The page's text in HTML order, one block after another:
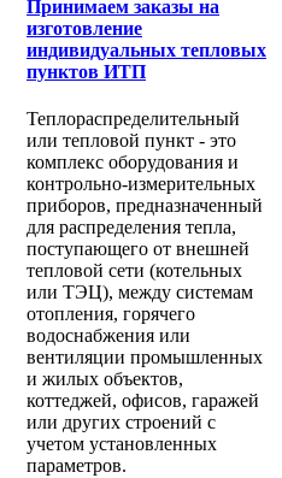
Принимаем заказы на
изготовление
индивидуальных тепловых
пунктов ИТП
Теплораспределительный
или тепловой пункт - это
комплекс оборудования и
контрольно-измерительных
приборов, предназначенный
для распределения тепла,
поступающего от внешней
тепловой сети (котельных
или ТЭЦ), между системам
отопления, горячего
водоснабжения или
вентиляции промышленных
и жилых объектов,
коттеджей, офисов, гаражей
или других строений с
учетом установленных
параметров.